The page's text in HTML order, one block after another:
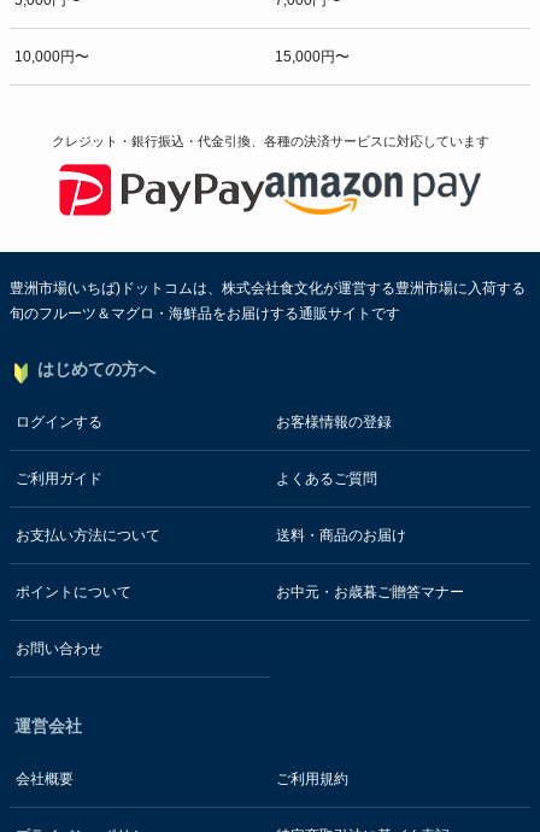
10,000円〜 15,000円〜
クレジット・銀行振込・代金引換、各種の決済サービスに対応しています
豊洲市場(いちば)ドットコムは、株式会社食文化が運営する豊洲市場に入荷する
旬のフルーツ＆マグロ・海鮮品をお届けする通販サイトです
はじめての方へ
ログインする お客様情報の登録
ご利用ガイド よくあるご質問
お支払い方法について 送料・商品のお届け
ポイントについて お中元・お歳暮ご贈答マナー
お問い合わせ
運営会社
会社概要 ご利用規約